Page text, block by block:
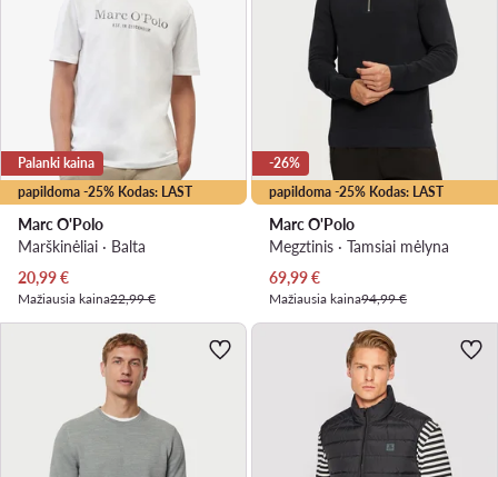
papildoma -25% Kodas: LAST
Palanki kaina
Marc O'Polo
Marškinėliai · Balta
Dabartinė kaina
20,99€
Mažiausia kaina22,99 €
papildoma -25% Kodas: LAST
-26%
Marc O'Polo
Megztinis · Tamsiai mėlyna
Dabartinė kaina
69,99€
Mažiausia kaina94,99 €